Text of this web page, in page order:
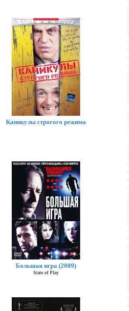
Каникулы строгого режима
Большая игра (2009)
State of Play